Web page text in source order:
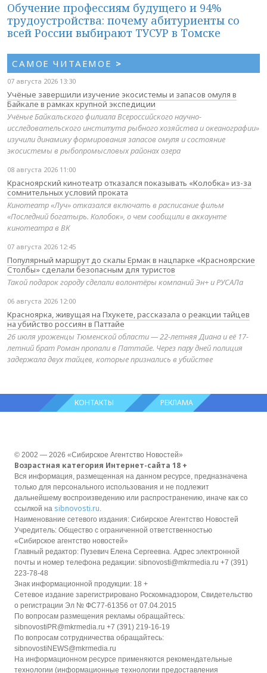
Обучение профессиям будущего и 94%
трудоустройства: почему абитуриенты со
всей России выбирают ТУСУР в Томске
САМОЕ ЧИТАЕМОЕ >
07 августа 2026 13:30
Учёные завершили изучение экосистемы и запасов омуля в
Байкале в рамках крупной экспедиции
Учёные Байкальского филиала Всероссийского научно-
исследовательского института рыбного хозяйства и океанографии»
изучили динамику формирования запасов омуля и состояние
экосистемы в рыбопромысловых районах озера
08 августа 2026 11:00
Красноярский кинотеатр отказался показывать «Колобка» из-за
сомнительных условий проката
Кинотеатр «Луч» отказался включать в расписание фильм
«Последний богатырь. Колобок», о чем сообщили в аккаунте
кинотеатра в ВК
07 августа 2026 12:45
Популярный маршрут до скалы Ермак в нацпарке «Красноярские
Столбы» сделали безопасным для туристов
Такой подарок городу сделали волонтёры компаний Эн+ и РУСАЛа
06 августа 2026 12:00
Красноярка, живущая на Пхукете, рассказала о реакции тайцев
на убийство россиян в Паттайе
26 июля уроженцы Тюменской области — 22-летняя Диана и её 17-
летний брат Роман пропали в Паттайе. Через пару дней полиция
задержала двух тайцев, которые признались в убийстве
КОНТАКТЫ РЕКЛАМА
© 2002 — 2026 «Сибирское Агентство Новостей»
Возрастная категория Интернет-сайта 18 +
Вся информация, размещенная на данном ресурсе, предназначена
только для персонального использования и не подлежит
дальнейшему воспроизведению или распространению, иначе как со
ссылкой на sibnovosti.ru.
Наименование сетевого издания: Сибирское Агентство Новостей
Учредитель: Общество с ограниченной ответственностью
«Сибирское агентство новостей»
Главный редактор: Пузевич Елена Сергеевна. Адрес электронной
почты и номер телефона редакции: sibnovosti@mkrmedia.ru +7 (391)
223-78-48
Знак информационной продукции: 18 +
Сетевое издание зарегистрировано Роскомнадзором, Свидетельство
о регистрации Эл № ФС77-61356 от 07.04.2015
По вопросам размещения рекламы обращайтесь:
sibnovostiPR@mkrmedia.ru +7 (391) 219-16-19
По вопросам сотрудничества обращайтесь:
sibnovostiNEWS@mkrmedia.ru
На информационном ресурсе применяются рекомендательные
технологии (информационные технологии предоставления